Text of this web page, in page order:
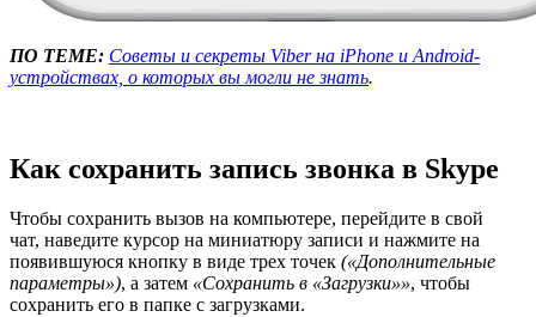
ПО ТЕМЕ: Советы и секреты Viber на iPhone и Android-
устройствах, о которых вы могли не знать.
Как сохранить запись звонка в Skype
Чтобы сохранить вызов на компьютере, перейдите в свой
чат, наведите курсор на миниатюру записи и нажмите на
появившуюся кнопку в виде трех точек («Дополнительные
параметры»), а затем «Сохранить в «Загрузки»», чтобы
сохранить его в папке с загрузками.